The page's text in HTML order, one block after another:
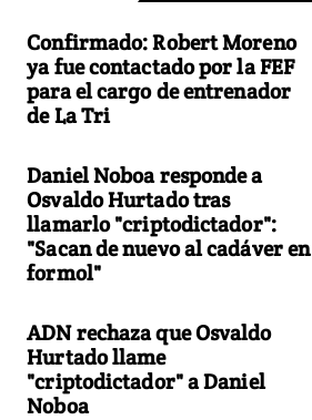
Confirmado: Robert Moreno
ya fue contactado por la FEF
para el cargo de entrenador
de La Tri
Daniel Noboa responde a
Osvaldo Hurtado tras
llamarlo "criptodictador":
"Sacan de nuevo al cadáver en
formol"
ADN rechaza que Osvaldo
Hurtado llame
"criptodictador" a Daniel
Noboa